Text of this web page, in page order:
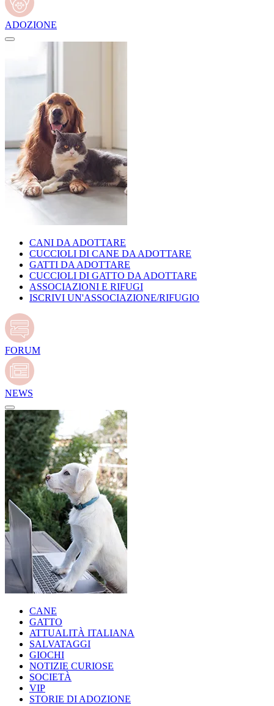
ADOZIONE
CANI DA ADOTTARE
CUCCIOLI DI CANE DA ADOTTARE
GATTI DA ADOTTARE
CUCCIOLI DI GATTO DA ADOTTARE
ASSOCIAZIONI E RIFUGI
ISCRIVI UN'ASSOCIAZIONE/RIFUGIO
FORUM
NEWS
CANE
GATTO
ATTUALITÀ ITALIANA
SALVATAGGI
GIOCHI
NOTIZIE CURIOSE
SOCIETÀ
VIP
STORIE DI ADOZIONE